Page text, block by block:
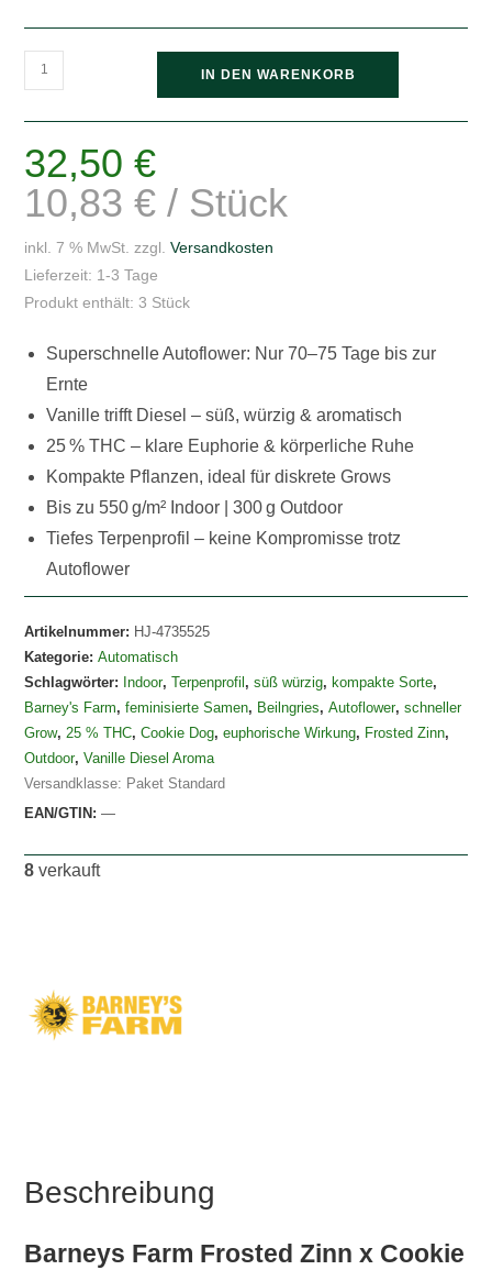
Kundenbewe
rtungen
Barneys
Farm
Frosted
x
Cookie
Auto
3er
Pack
IN DEN WARENKORB
32,50€
10,83€ / Stück
inkl. 7 % MwSt. zzgl.Versandkosten
Lieferzeit: 1-3 Tage
Produkt enthält: 3 Stück
Superschnelle Autoflower: Nur 70–75 Tage bis zur
Ernte
Vanille trifft Diesel – süß, würzig & aromatisch
25 % THC – klare Euphorie & körperliche Ruhe
Kompakte Pflanzen, ideal für diskrete Grows
Bis zu 550 g/m² Indoor | 300 g Outdoor
Tiefes Terpenprofil – keine Kompromisse trotz
Autoflower
Artikelnummer: HJ-4735525
Kategorie:Automatisch
Schlagwörter: Indoor,Terpenprofil,süß würzig,kompakte Sorte,
Barney's Farm,feminisierte Samen, Beilngries,Autoflower,schneller
Grow, 25 % THC,Cookie Dog,euphorische Wirkung, Frosted Zinn,
Outdoor,Vanille Diesel Aroma
Versandklasse: Paket Standard
EAN/GTIN:—
8 verkauft
Beschreibung
Barneys Farm Frosted Zinn x Cookie